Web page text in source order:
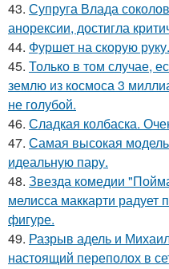
43. Супруга Влада
анорексии, достигла
44. Фуршет на скорую руку.
45. Только в том случае,
землю из космоса 3
не голубой.
46. Сладкая колбаска.
47. Самая высокая
идеальную пару.
48. Звезда комедии
мелисса маккарти радует
фигуре.
49. Разрыв адель и
настоящий переполох в